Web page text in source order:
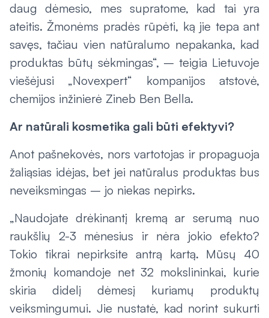
daug dėmesio, mes supratome, kad tai yra
ateitis. Žmonėms pradės rūpėti, ką jie tepa ant
savęs, tačiau vien natūralumo nepakanka, kad
produktas būtų sėkmingas“, – teigia Lietuvoje
viešėjusi „Novexpert“ kompanijos atstovė,
chemijos inžinierė Zineb Ben Bella.
Ar natūrali kosmetika gali būti efektyvi?
Anot pašnekovės, nors vartotojas ir propaguoja
žaliąsias idėjas, bet jei natūralus produktas bus
neveiksmingas – jo niekas nepirks.
„Naudojate drėkinantį kremą ar serumą nuo
raukšlių 2-3 mėnesius ir nėra jokio efekto?
Tokio tikrai nepirksite antrą kartą. Mūsų 40
žmonių komandoje net 32 mokslininkai, kurie
skiria didelį dėmesį kuriamų produktų
veiksmingumui. Jie nustatė, kad norint sukurti